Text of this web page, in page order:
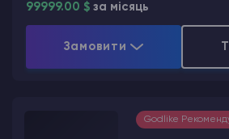
99999.00 $ за місяць
Замовити
Godlike